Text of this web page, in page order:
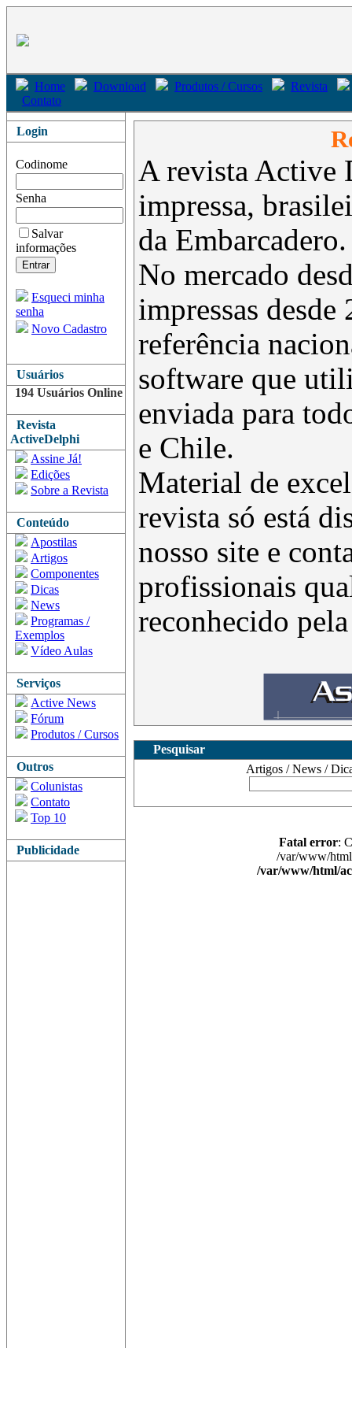
Home Download Produtos / Cursos
Revista
Contato
Login
Codinome
Senha
Salvar
informações
Esqueci minha
senha
Novo Cadastro
Usuários
194 Usuários Online
Revista
ActiveDelphi
Assine Já!
Edições
Sobre a Revista
Conteúdo
Apostilas
Artigos
Componentes
Dicas
News
Programas /
Exemplos
Vídeo Aulas
Serviços
Active News
Fórum
Produtos / Cursos
Outros
Colunistas
Contato
Top 10
Publicidade
A revista Active
impressa,
da Embarcadero.
No mercado
impressas
referência
software que
enviada para
e Chile.
Material de
revista só está
nosso site e
profissionais
reconhecido
Pesquisar
Artigos / News /
Fatal error:
/var/www/
/var/www/html/